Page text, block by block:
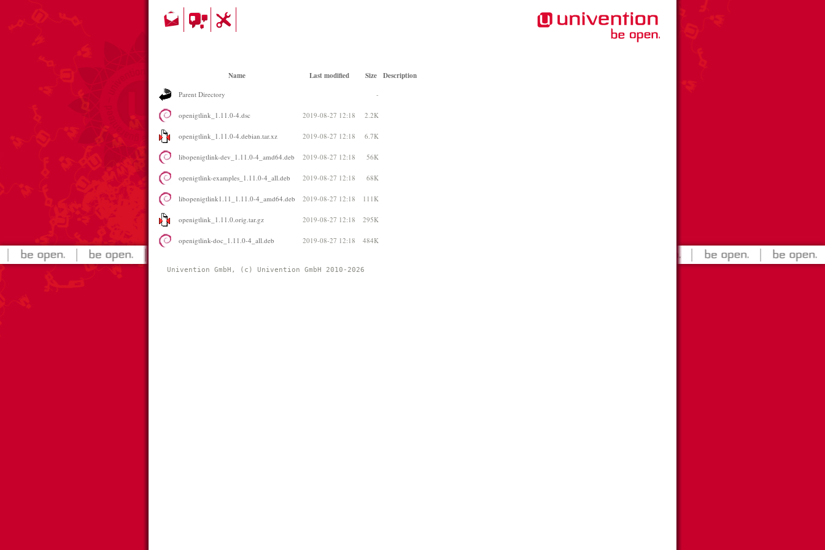
Name Last modified Size Description
Parent Directory -
openigtlink_1.11.0-4.dsc 2019-08-27 12:18 2.2K
openigtlink_1.11.0-4.debian.tar.xz 2019-08-27 12:18 6.7K
libopenigtlink-dev_1.11.0-4_amd64.deb 2019-08-27 12:18 56K
openigtlink-examples_1.11.0-4_all.deb 2019-08-27 12:18 68K
libopenigtlink1.11_1.11.0-4_amd64.deb 2019-08-27 12:18 111K
openigtlink_1.11.0.orig.tar.gz 2019-08-27 12:18 295K
openigtlink-doc_1.11.0-4_all.deb 2019-08-27 12:18 484K
Univention GmbH, (c) Univention GmbH 2010-2026